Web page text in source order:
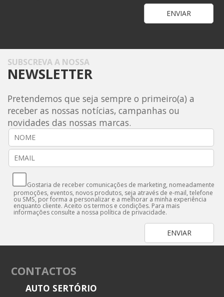
SUBSCREVA A NOSSA
NEWSLETTER
Pretendemos que seja sempre o primeiro(a) a
receber as nossas notícias, campanhas ou
novidades das nossas marcas.
Gostaria de receber comunicações de marketing, nomeadamente
promoções, eventos, novos produtos, seja através de e-mail, telefone
ou SMS, por forma a personalizar e a melhorar a minha experiência
enquanto cliente. Aceito os termos e condições. Para mais
informações consulte a nossa política de privacidade.
CONTACTOS
AUTO SERTÓRIO